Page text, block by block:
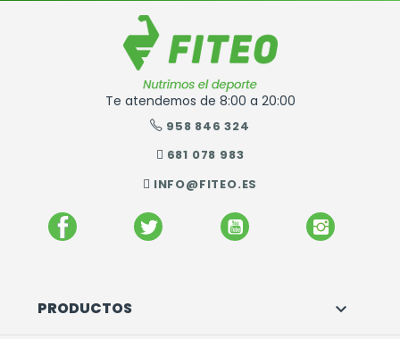
Te atendemos de 8:00 a 20:00
958 846 324
681 078 983
INFO@FITEO.ES
FACEBOOK TWITTER YOUTUBE
PRODUCTOS 